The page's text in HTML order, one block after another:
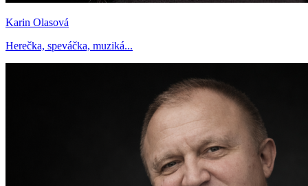
Karin Olasová
Herečka, speváčka, muziká...